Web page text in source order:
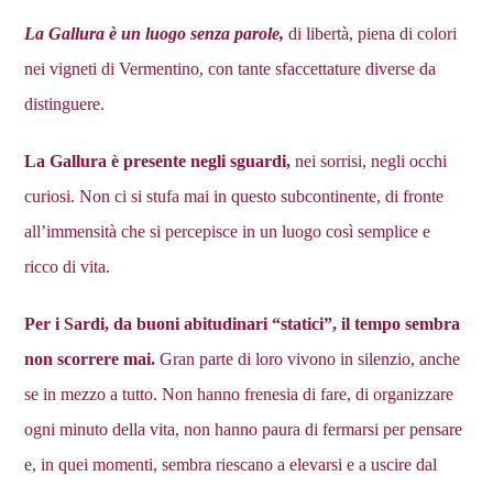
La Gallura è un luogo senza parole,di libertà, piena di colori
nei vigneti di Vermentino, con tante sfaccettature diverse da
distinguere.
La Gallura è presente negli sguardi,nei sorrisi, negli occhi
curiosi. Non ci si stufa mai in questo subcontinente, di fronte
all’immensità che si percepisce in un luogo così semplice e
ricco di vita.
Per i Sardi, da buoni abitudinari “statici”, il tempo sembra
non scorrere mai.Gran parte di loro vivono in silenzio, anche
se in mezzo a tutto. Non hanno frenesia di fare, di organizzare
ogni minuto della vita, non hanno paura di fermarsi per pensare
e, in quei momenti, sembra riescano a elevarsi e a uscire dal